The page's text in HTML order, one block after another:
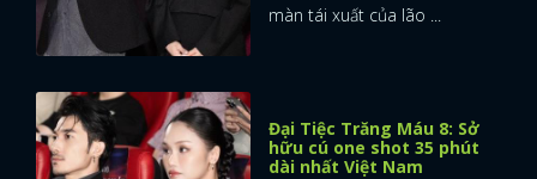
màn tái xuất của lão ...
Đại Tiệc Trăng Máu 8: Sở
hữu cú one shot 35 phút
dài nhất Việt Nam